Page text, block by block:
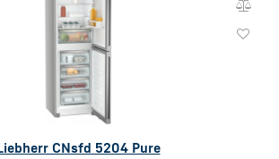
CNsfd 5204 Pure